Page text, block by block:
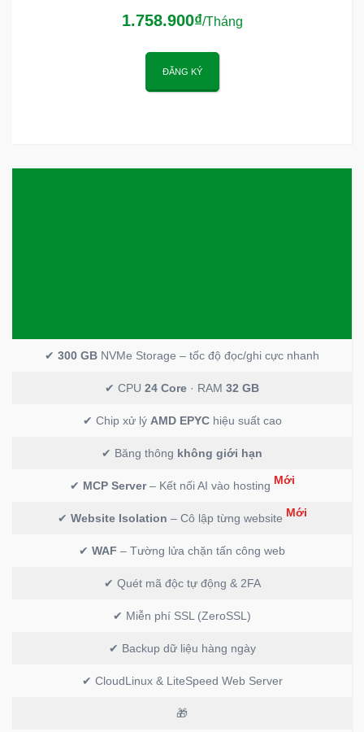
1.758.900₫/Tháng
ĐĂNG KÝ
✔ 300 GB NVMe Storage – tốc độ đọc/ghi cực nhanh
✔ CPU 24 Core · RAM 32 GB
✔ Chip xử lý AMD EPYChiệu suất cao
✔ Băng thông không giới hạn
✔ MCP Server– Kết nối AI vào hosting Mới
✔ Website Isolation – Cô lập từng website Mới
✔ WAF – Tường lửa chặn tấn công web
✔ Quét mã độc tự động & 2FA
✔ Miễn phí SSL (ZeroSSL)
✔ Backup dữ liệu hàng ngày
✔ CloudLinux & LiteSpeed Web Server
🎁